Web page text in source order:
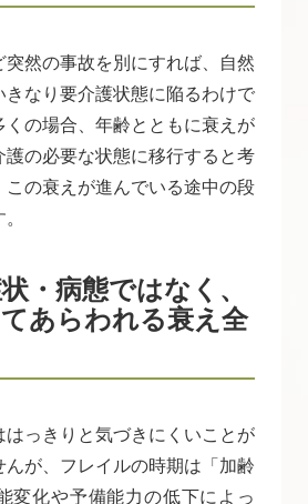
突然の事故を別にすれば、自然
きなり要介護状態に陥るわけで
くの場合、年齢とともに衰えが
護の必要な状態に移行すると考
この衰えが進んでいる途中の段
・病態ではなく、
あらわれる衰え全
はっきりと気づきにくいことが
んが、フレイルの時期は「加齢
変化や予備能力の低下によっ